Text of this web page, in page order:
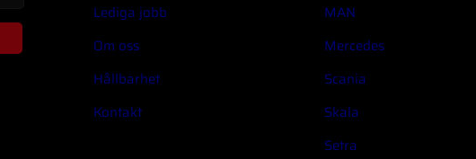
Lediga jobb
Om oss
Hållbarhet
Kontakt
MAN
Mercedes
Scania
Skala
Setra